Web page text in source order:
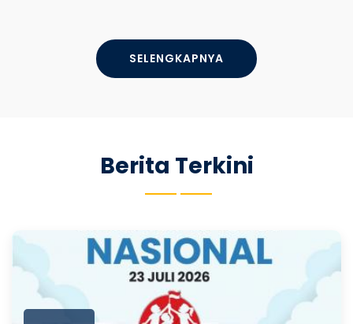
SELENGKAPNYA
Berita Terkini